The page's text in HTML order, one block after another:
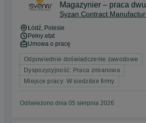
Magazynier – praca
(produkcja)
Syzan Contract
Łódź, Polesie
Pełny etat
Umowa o pracę
Odpowiednie doświadczenie zawodowe
Dyspozycyjność: Praca zmianowa
Miejsce pracy: W siedzibie firmy
Odświeżono dnia 05 sierpnia 2026